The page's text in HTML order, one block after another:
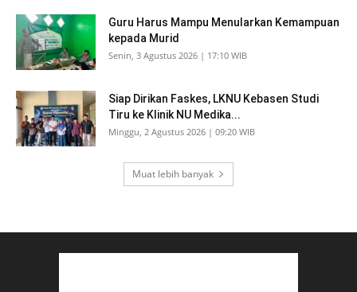
Guru Harus Mampu Menularkan Kemampuan
kepada Murid
Senin, 3 Agustus 2026 | 17:10 WIB
Siap Dirikan Faskes, LKNU Kebasen Studi
Tiru ke Klinik NU Medika...
Minggu, 2 Agustus 2026 | 09:20 WIB
Muat lebih banyak